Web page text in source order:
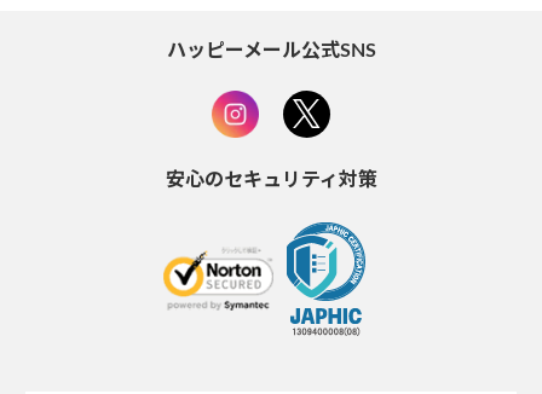
ハッピーメール公式SNS
安心のセキュリティ対策